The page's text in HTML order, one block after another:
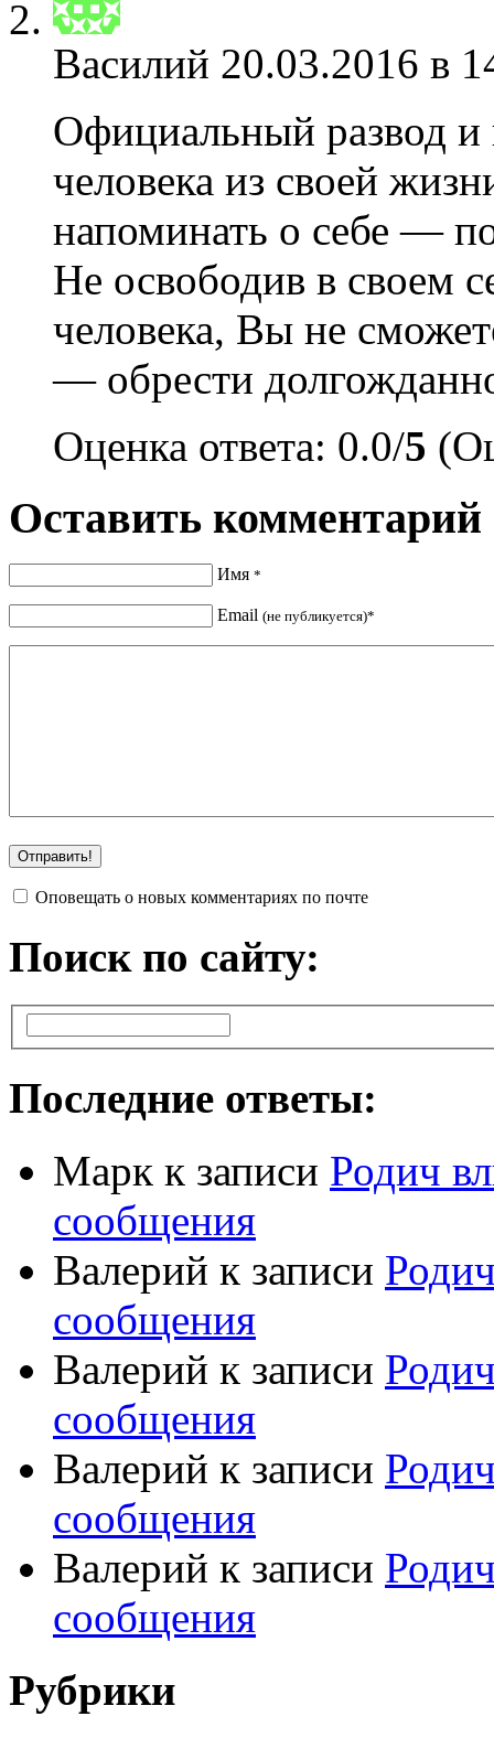
Василий 20.03.2016 в
Официальный развод и
человека из своей
напоминать о себе —
Не освободив в своем
человека, Вы не
— обрести
Оценка ответа: 0.0/5
Оставить комментарий
Имя *
Email (не публикуется)*
Оповещать о новых комментариях по почте
Поиск по сайту:
Последние ответы:
Марк к записи Родич
сообщения
Валерий к записи
сообщения
Валерий к записи
сообщения
Валерий к записи
сообщения
Валерий к записи
сообщения
Рубрики